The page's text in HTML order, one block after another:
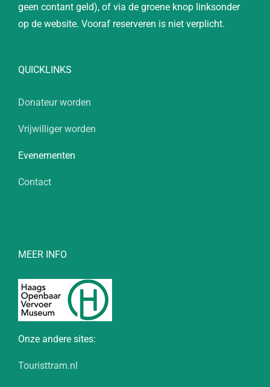
geen contant geld), of via de groene knop linksonder
op de website. Vooraf reserveren is niet verplicht.
QUICKLINKS
Donateur worden
Vrijwilliger worden
Evenementen
Contact
MEER INFO
Onze andere sites:
Touristtram.nl